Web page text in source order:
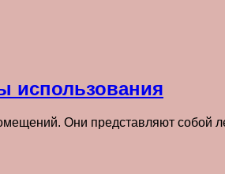
использования
Они представляют собой